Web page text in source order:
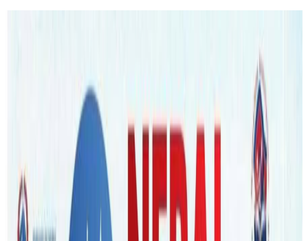
१५ वर्षदेखी अष्ट्रेलियामा नेपालीको ट्राभल,
पर्यटक भित्राउनेदेखी नेपालीलाई सहज
nepaltube